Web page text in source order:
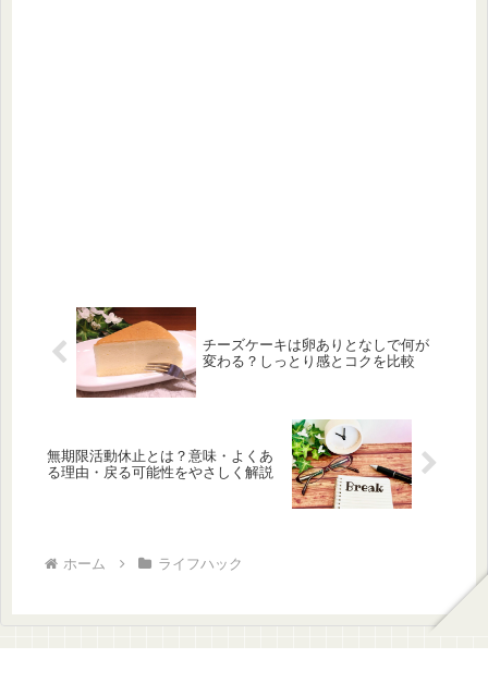
チーズケーキは卵ありとなしで何が
変わる？しっとり感とコクを比較
無期限活動休止とは？意味・よくあ
る理由・戻る可能性をやさしく解説
ホーム ライフハック